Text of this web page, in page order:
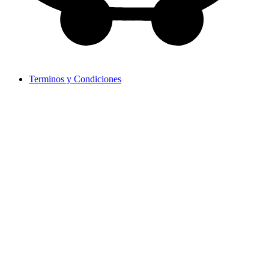
Terminos y Condiciones